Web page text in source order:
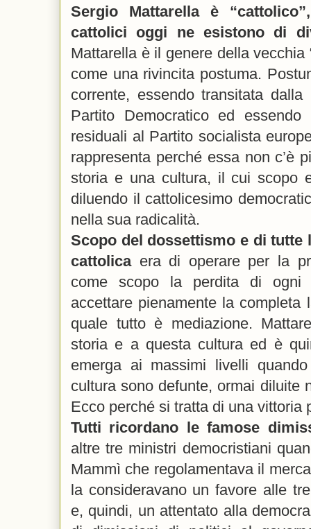
Sergio Mattarella è
cattolici oggi
ne esistono di
Mattarella è il genere della vecchia
come una rivincita postuma.
corrente, essendo transitata
Partito Democratico ed
residuali al Partito socialista
rappresenta perché essa non c’è
storia e una cultura, il cui scopo
diluendo il cattolicesimo
nella sua radicalità.
Scopo del dossettismo e di
cattolicaera di operare per la
come scopo la perdita di ogni
accettare pienamente la completa
quale tutto è mediazione.
storia e a questa cultura ed è
emerga ai massimi livelli
cultura sono defunte, ormai diluite
Ecco perché si tratta di una vittoria
Tutti ricordano le famose
altre tre ministri democristiani
Mammì che regolamentava il
la consideravano un favore alle
e, quindi, un attentato alla